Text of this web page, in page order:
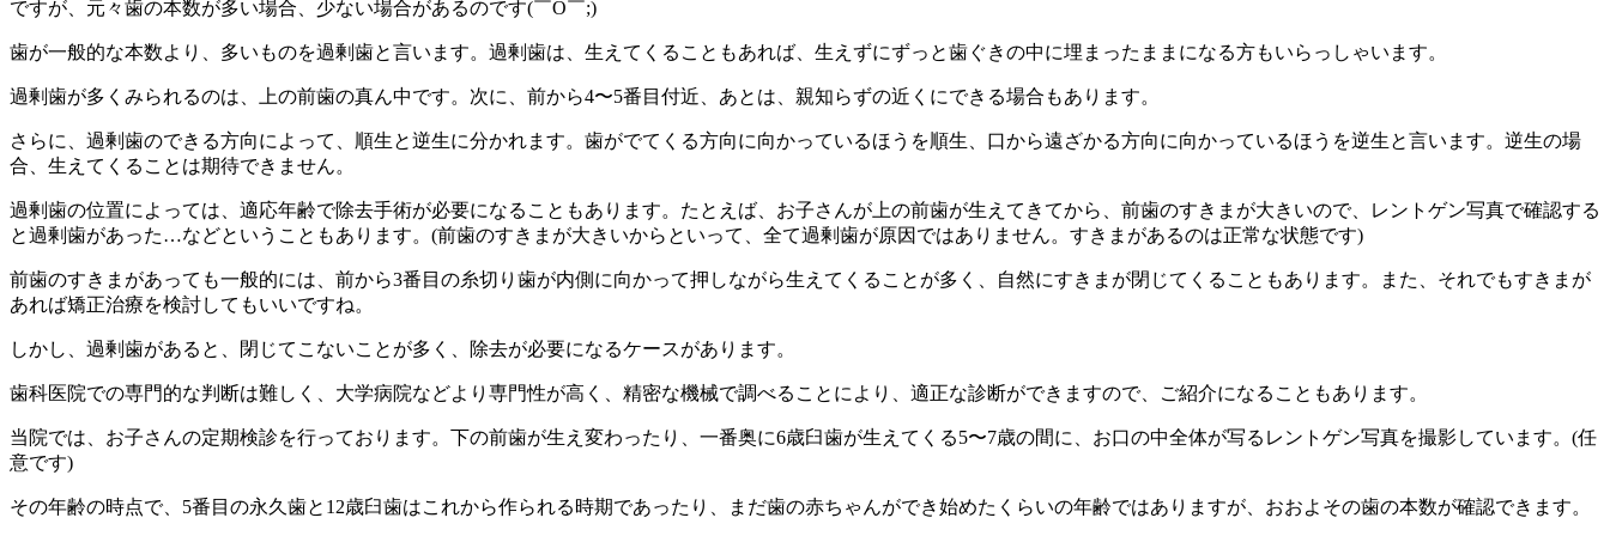
ですが、元々歯の本数が多い場合、少ない場合があるのです(￣O￣;)
歯が一般的な本数より、多いものを過剰歯と言います。過剰歯は、生えてくることもあれば、生えずにずっと歯ぐきの中に埋まったままになる方もいらっしゃいます。
過剰歯が多くみられるのは、上の前歯の真ん中です。次に、前から4〜5番目付近、あとは、親知らずの近くにできる場合もあります。
さらに、過剰歯のできる方向によって、順生と逆生に分かれます。歯がでてくる方向に向かっているほうを順生、口から遠ざかる方向に向かっているほうを逆生と言います。逆生の場
合、生えてくることは期待できません。
過剰歯の位置によっては、適応年齢で除去手術が必要になることもあります。たとえば、お子さんが上の前歯が生えてきてから、前歯のすきまが大きいので、レントゲン写真で確認する
と過剰歯があった…などということもあります。(前歯のすきまが大きいからといって、全て過剰歯が原因ではありません。すきまがあるのは正常な状態です)
前歯のすきまがあっても一般的には、前から3番目の糸切り歯が内側に向かって押しながら生えてくることが多く、自然にすきまが閉じてくることもあります。また、それでもすきまが
あれば矯正治療を検討してもいいですね。
しかし、過剰歯があると、閉じてこないことが多く、除去が必要になるケースがあります。
歯科医院での専門的な判断は難しく、大学病院などより専門性が高く、精密な機械で調べることにより、適正な診断ができますので、ご紹介になることもあります。
当院では、お子さんの定期検診を行っております。下の前歯が生え変わったり、一番奥に6歳臼歯が生えてくる5〜7歳の間に、お口の中全体が写るレントゲン写真を撮影しています。(任
意です)
その年齢の時点で、5番目の永久歯と12歳臼歯はこれから作られる時期であったり、まだ歯の赤ちゃんができ始めたくらいの年齢ではありますが、おおよその歯の本数が確認できます。